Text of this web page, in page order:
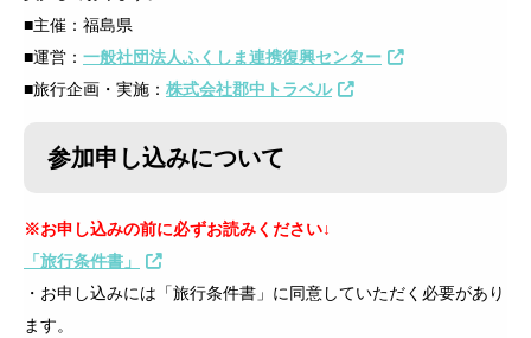
■主催：福島県
■運営： 一般社団法人ふくしま連携復興センター
■旅行企画・実施： 株式会社郡中トラベル
参加申し込みについて
※お申し込みの前に必ずお読みください↓
「旅行条件書」
・お申し込みには「旅行条件書」に同意していただく必要があり
ます。